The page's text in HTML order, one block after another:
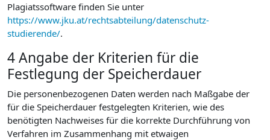
Plagiatssoftware finden Sie unter
https://www.jku.at/rechtsabteilung/datenschutz-
studierende/.
4 Angabe der Kriterien für die
Festlegung der Speicherdauer
Die personenbezogenen Daten werden nach Maßgabe der
für die Speicherdauer festgelegten Kriterien, wie des
benötigten Nachweises für die korrekte Durchführung von
Verfahren im Zusammenhang mit etwaigen